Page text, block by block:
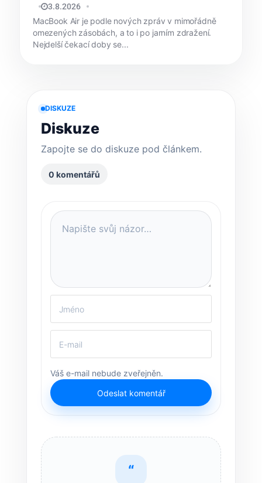
MATYÁŠ KOZÁK
3.8.2026
MacBook Air je podle nových zpráv v mimořádně
omezených zásobách, a to i po jarním zdražení.
Nejdelší čekací doby se...
DISKUZE
Diskuze
Zapojte se do diskuze pod článkem.
0 komentářů
Váš e-mail nebude zveřejněn.
Odeslat komentář
“